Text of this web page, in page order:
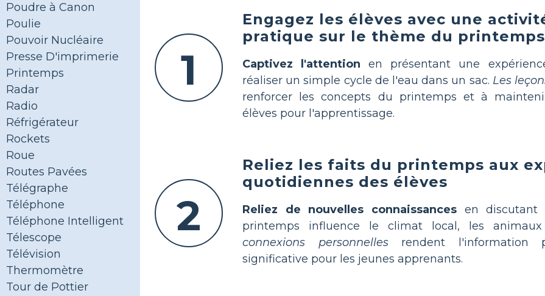
Poudre à Canon
Poulie
Pouvoir Nucléaire
Presse D'imprimerie
Printemps
Radar
Radio
Réfrigérateur
Rockets
Roue
Routes Pavées
Télégraphe
Téléphone
Téléphone Intelligent
Télescope
Télévision
Thermomètre
Tour de Pottier
1
Engagez les élèves avec une
pratique sur le thème du printemps
Captivez l'attention en présentant une
réaliser un simple cycle de l'eau dans un sac. Les
renforcer les concepts du printemps et à
élèves pour l'apprentissage.
2
Reliez les faits du printemps aux
quotidiennes des élèves
Reliez de nouvelles connaissances en
printemps influence le climat local, les
connexions personnellesrendent l'information
significative pour les jeunes apprenants.